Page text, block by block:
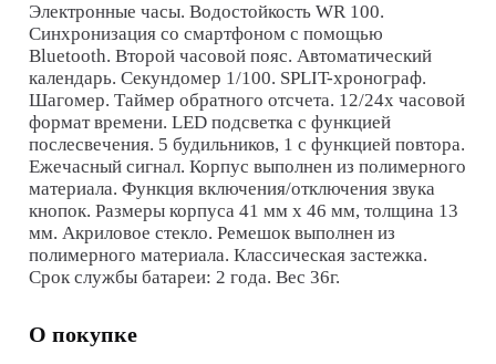
Электронные часы. Водостойкость WR 100.
Синхронизация со смартфоном с помощью
Bluetooth. Второй часовой пояс. Автоматический
календарь. Секундомер 1/100. SPLIT-хронограф.
Шагомер. Таймер обратного отсчета. 12/24х часовой
формат времени. LED подсветка с функцией
послесвечения. 5 будильников, 1 с функцией повтора.
Ежечасный сигнал. Корпус выполнен из полимерного
материала. Функция включения/отключения звука
кнопок. Размеры корпуса 41 мм х 46 мм, толщина 13
мм. Акриловое стекло. Ремешок выполнен из
полимерного материала. Классическая застежка.
Срок службы батареи: 2 года. Вес 36г.
О покупке